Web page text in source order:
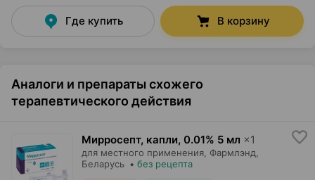
Где купить В корзину
Аналоги и препараты схожего
терапевтического действия
Мирросепт, капли, 0.01% 5 мл ×1
для местного применения, Фармлэнд
Беларусь • без рецепта